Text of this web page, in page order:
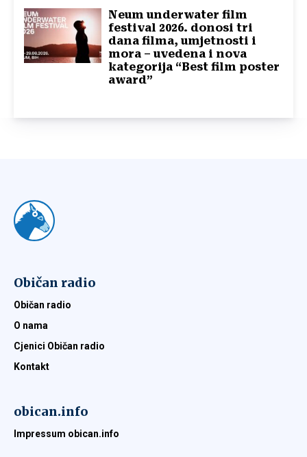
Neum underwater film
festival 2026. donosi tri
dana filma, umjetnosti i
mora – uvedena i nova
kategorija “Best film poster
award”
Običan radio
Običan radio
O nama
Cjenici Običan radio
Kontakt
obican.info
Impressum obican.info